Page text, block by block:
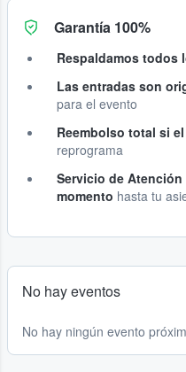
Garantía 100%
Respaldamos todos
Las entradas son
para el evento
Reembolso total si
reprograma
Servicio de
momento hasta tu
No hay eventos
No hay ningún evento